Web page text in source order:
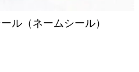
ル（ネームシール）